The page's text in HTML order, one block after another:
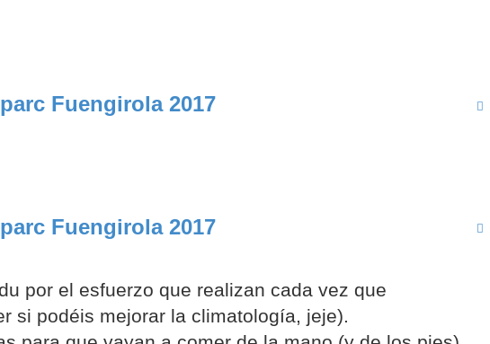
Fuengirola 2017
Fuengirola 2017
por el esfuerzo que realizan cada vez que
si podéis mejorar la climatología, jeje).